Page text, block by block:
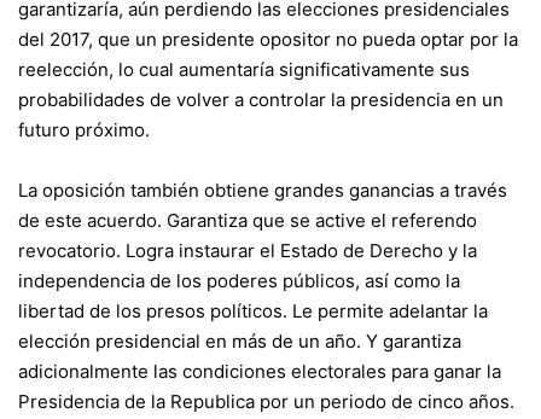
garantizaría, aún perdiendo las elecciones presidenciales
del 2017, que un presidente opositor no pueda optar por la
reelección, lo cual aumentaría significativamente sus
probabilidades de volver a controlar la presidencia en un
futuro próximo.
La oposición también obtiene grandes ganancias a través
de este acuerdo. Garantiza que se active el referendo
revocatorio. Logra instaurar el Estado de Derecho y la
independencia de los poderes públicos, así como la
libertad de los presos políticos. Le permite adelantar la
elección presidencial en más de un año. Y garantiza
adicionalmente las condiciones electorales para ganar la
Presidencia de la Republica por un periodo de cinco años.